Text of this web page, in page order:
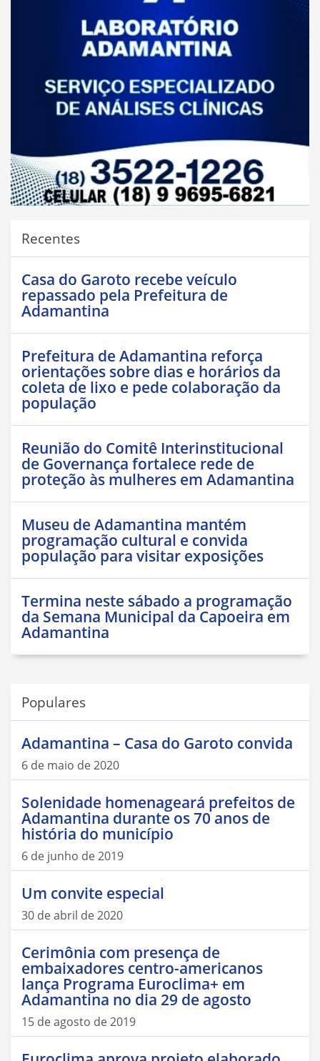
Recentes
Casa do Garoto recebe veículo
repassado pela Prefeitura de
Adamantina
Prefeitura de Adamantina reforça
orientações sobre dias e horários da
coleta de lixo e pede colaboração da
população
Reunião do Comitê Interinstitucional
de Governança fortalece rede de
proteção às mulheres em Adamantina
Museu de Adamantina mantém
programação cultural e convida
população para visitar exposições
Termina neste sábado a programação
da Semana Municipal da Capoeira em
Adamantina
Populares
Adamantina – Casa do Garoto convida
6 de maio de 2020
Solenidade homenageará prefeitos de
Adamantina durante os 70 anos de
história do município
6 de junho de 2019
Um convite especial
30 de abril de 2020
Cerimônia com presença de
embaixadores centro-americanos
lança Programa Euroclima+ em
Adamantina no dia 29 de agosto
15 de agosto de 2019